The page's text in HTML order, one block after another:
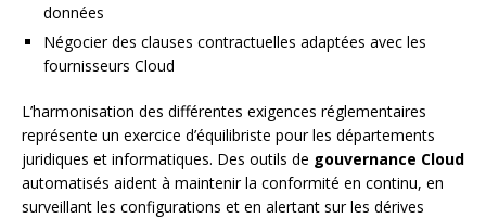
données
Négocier des clauses contractuelles adaptées avec les
fournisseurs Cloud
L’harmonisation des différentes exigences réglementaires
représente un exercice d’équilibriste pour les départements
juridiques et informatiques. Des outils de gouvernance Cloud
automatisés aident à maintenir la conformité en continu, en
surveillant les configurations et en alertant sur les dérives